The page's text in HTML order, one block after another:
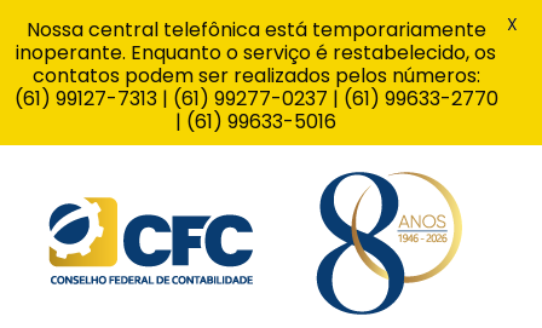
Nossa central telefônica está temporariamente
inoperante. Enquanto o serviço é restabelecido, os
contatos podem ser realizados pelos números:
(61) 99127-7313 | (61) 99277-0237 | (61) 99633-2770
| (61) 99633-5016
X